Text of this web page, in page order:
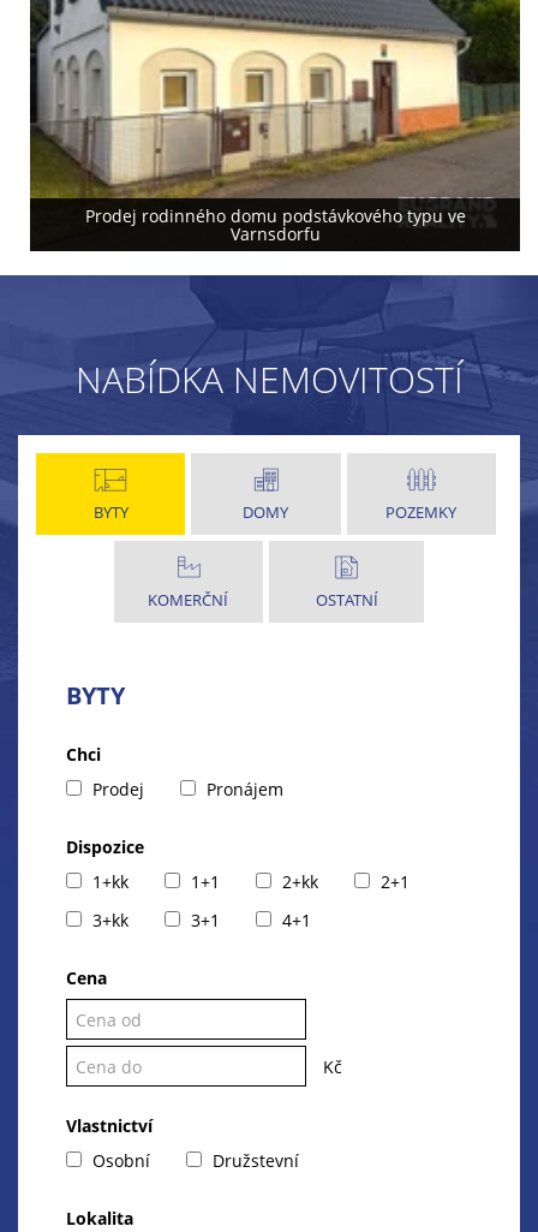
Prodej rodinného domu podstávkového typu ve
Varnsdorfu
NABÍDKA NEMOVITOSTÍ
BYTY DOMY POZEMKY
KOMERČNÍ OSTATNÍ
BYTY
Chci
Prodej
Pronájem
Dispozice
1+kk
1+1 2+kk
2+1
3+kk
3+1 4+1
Cena
Kč
Vlastnictví
Osobní
Družstevní
Lokalita